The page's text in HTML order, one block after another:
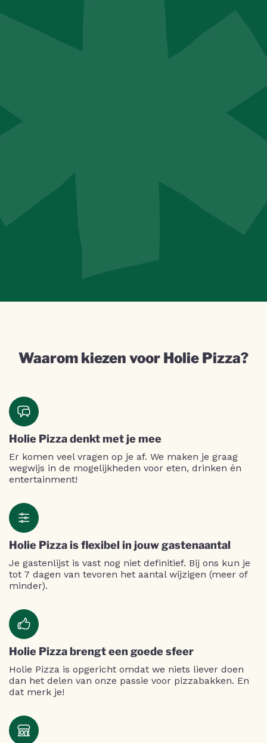
Waarom kiezen voor Holie Pizza?
Holie Pizza denkt met je mee
Er komen veel vragen op je af. We maken je graag
wegwijs in de mogelijkheden voor eten, drinken én
entertainment!
Holie Pizza is flexibel in jouw gastenaantal
Je gastenlijst is vast nog niet definitief. Bij ons kun je
tot 7 dagen van tevoren het aantal wijzigen (meer of
minder).
Holie Pizza brengt een goede sfeer
Holie Pizza is opgericht omdat we niets liever doen
dan het delen van onze passie voor pizzabakken. En
dat merk je!